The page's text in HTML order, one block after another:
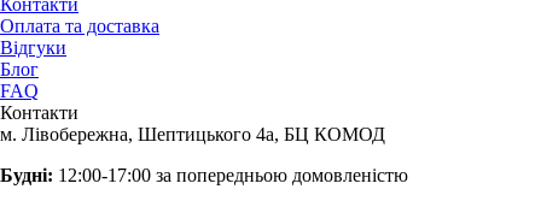
Оплата та доставка
Відгуки
Блог
FAQ
Контакти
м. Лівобережна, Шептицького 4а, БЦ КОМОД
Будні: 12:00-17:00 за попередньою домовленістю